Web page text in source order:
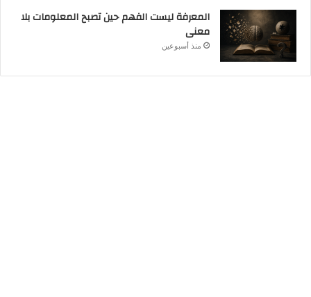
المعرفة ليست الفهم حين تصبح المعلومات بلا
معنى
منذ أسبوعين